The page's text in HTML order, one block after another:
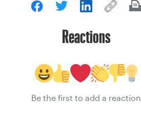
Reactions
Be the first to add a reaction